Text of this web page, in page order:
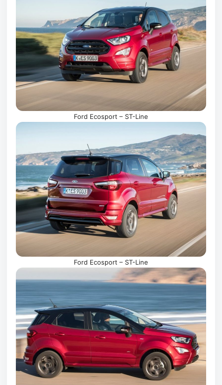
Ford Ecosport – ST-Line
Ford Ecosport – ST-Line